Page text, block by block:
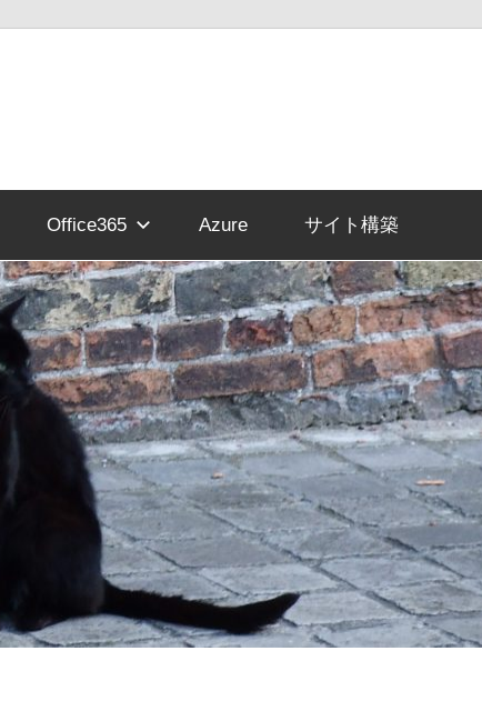
Office365 Azure サイト構築